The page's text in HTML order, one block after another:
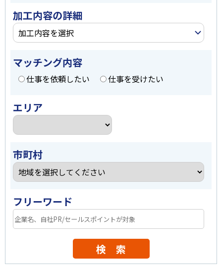
加工内容の詳細
加工内容を選択
マッチング内容
仕事を依頼したい 仕事を受けたい
エリア
市町村
フリーワード
検 索